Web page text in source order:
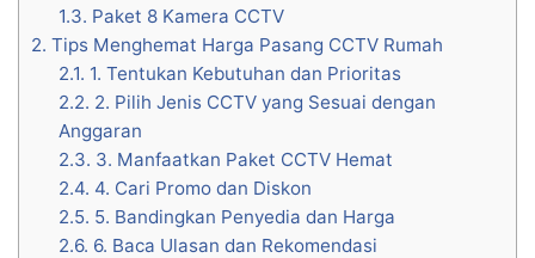
1.3. Paket 8 Kamera CCTV
2. Tips Menghemat Harga Pasang CCTV Rumah
2.1. 1. Tentukan Kebutuhan dan Prioritas
2.2. 2. Pilih Jenis CCTV yang Sesuai dengan
Anggaran
2.3. 3. Manfaatkan Paket CCTV Hemat
2.4. 4. Cari Promo dan Diskon
2.5. 5. Bandingkan Penyedia dan Harga
2.6. 6. Baca Ulasan dan Rekomendasi